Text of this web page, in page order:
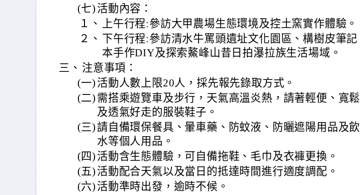
(七) 活動內容：
１、
上午行程:參訪大甲農場生態環境及控土窯實作體驗。
２、 下午行程:參訪清水牛罵頭遺址文化園區、構樹皮筆記
本手作DIY及探索鰲峰山昔日拍瀑拉族生活場域。
三、 注意事項：
(一) 活動人數上限20人，採先報先錄取方式。
(二) 需搭乘遊覽車及步行，天氣高溫炎熱，請著輕便、寬鬆
及透氣好走的服裝鞋子。
(三) 請自備環保餐具、暈車藥、防蚊液、防曬遮陽用品及飲
水等個人用品。
(四) 活動含生態體驗，可自備拖鞋、毛巾及衣褲更換。
(五) 活動配合天氣以及當日的抵達時間進行適度調配。
(六) 活動準時出發，逾時不候。